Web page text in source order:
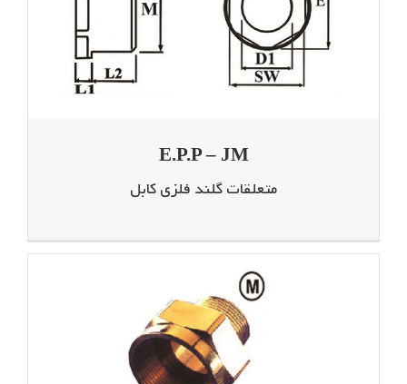
E.P.P – JM
متعلقات گلند فلزی کابل